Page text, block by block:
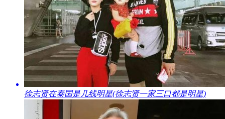
​徐志贤在泰国是几线明星(徐志贤一家三口都是明星)